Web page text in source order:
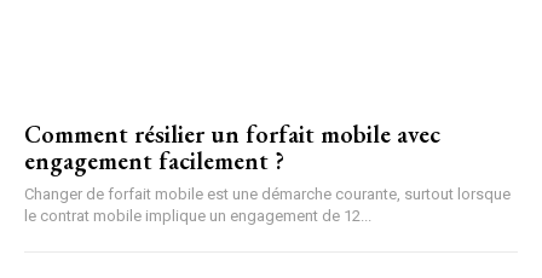
Comment résilier un forfait mobile avec
engagement facilement ?
Changer de forfait mobile est une démarche courante, surtout lorsque
le contrat mobile implique un engagement de 12...